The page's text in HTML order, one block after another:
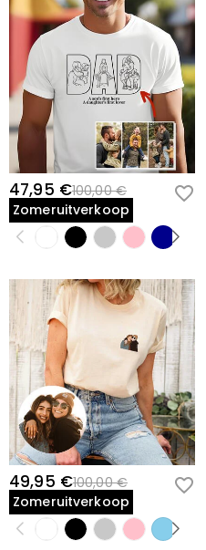
47,95 €100,00 €
Zomeruitverkoop
49,95 €100,00 €
Zomeruitverkoop